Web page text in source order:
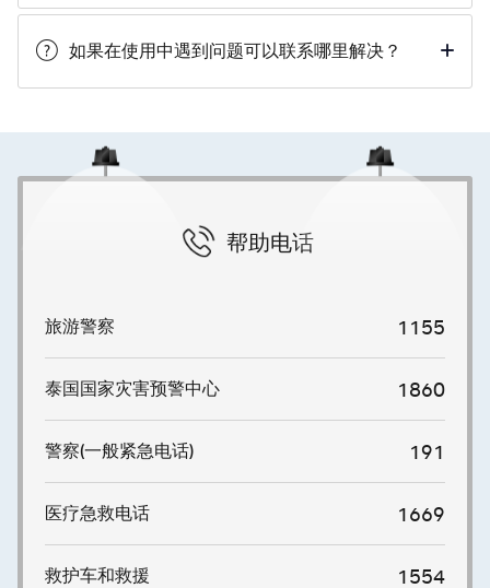
如果在使用中遇到问题可以联系哪里解决？
帮助电话
旅游警察 1155
泰国国家灾害预警中心 1860
警察(一般紧急电话) 191
医疗急救电话 1669
救护车和救援 1554